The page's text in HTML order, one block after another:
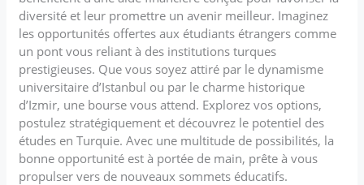
diversité et leur promettre un avenir meilleur. Imaginez
les opportunités offertes aux étudiants étrangers comme
un pont vous reliant à des institutions turques
prestigieuses. Que vous soyez attiré par le dynamisme
universitaire d’Istanbul ou par le charme historique
d’Izmir, une bourse vous attend. Explorez vos options,
postulez stratégiquement et découvrez le potentiel des
études en Turquie. Avec une multitude de possibilités, la
bonne opportunité est à portée de main, prête à vous
propulser vers de nouveaux sommets éducatifs.